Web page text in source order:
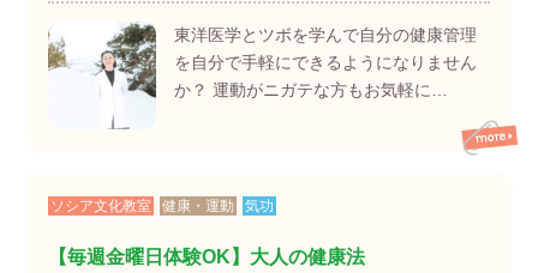
東洋医学とツボを学んで自分の健康管理
を自分で手軽にできるようになりません
か？ 運動がニガテな方もお気軽に…
ソシア文化教室 健康・運動 気功
【毎週金曜日体験OK】大人の健康法